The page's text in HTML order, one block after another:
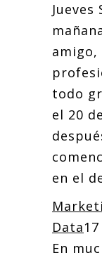
Jueves
amigo,
todo
el 20
en el
Data
En